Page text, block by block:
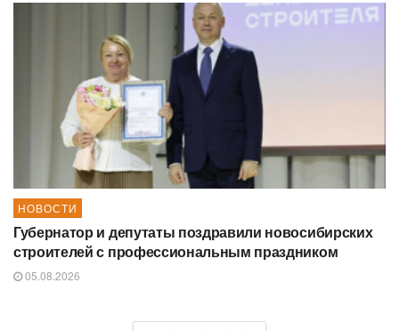
НОВОСТИ
Губернатор и депутаты поздравили новосибирских
строителей с профессиональным праздником
05.08.2026